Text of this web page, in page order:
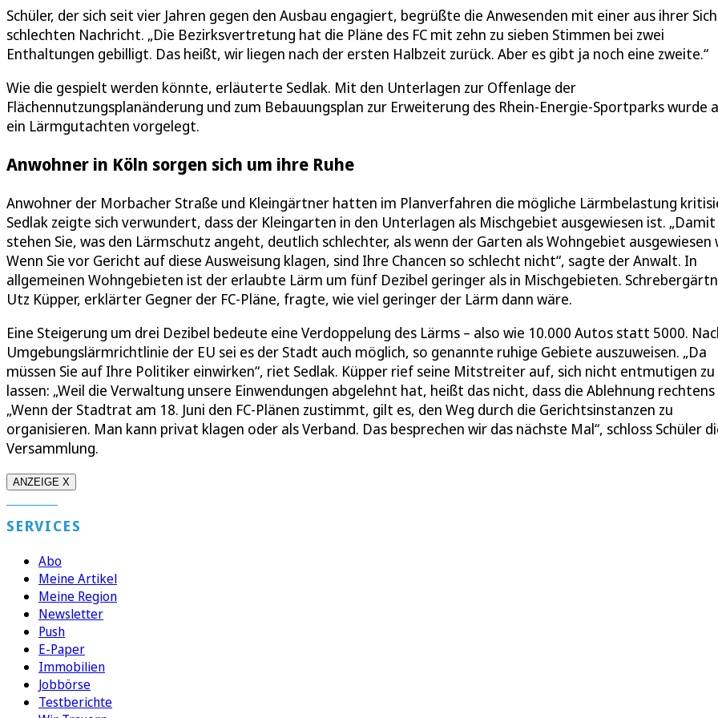
Schüler, der sich seit vier Jahren gegen den Ausbau engagiert, begrüßte die Anwesenden mit einer aus ihrer
schlechten Nachricht. „Die Bezirksvertretung hat die Pläne des FC mit zehn zu sieben Stimmen bei zwei
Enthaltungen gebilligt. Das heißt, wir liegen nach der ersten Halbzeit zurück. Aber es gibt ja noch eine zweite.“
Wie die gespielt werden könnte, erläuterte Sedlak. Mit den Unterlagen zur Offenlage der
Flächennutzungsplanänderung und zum Bebauungsplan zur Erweiterung des Rhein-Energie-Sportparks wurde
ein Lärmgutachten vorgelegt.
Anwohner in Köln sorgen sich um ihre Ruhe
Anwohner der Morbacher Straße und Kleingärtner hatten im Planverfahren die mögliche Lärmbelastung
Sedlak zeigte sich verwundert, dass der Kleingarten in den Unterlagen als Mischgebiet ausgewiesen ist. „Damit
stehen Sie, was den Lärmschutz angeht, deutlich schlechter, als wenn der Garten als Wohngebiet ausgewiesen
Wenn Sie vor Gericht auf diese Ausweisung klagen, sind Ihre Chancen so schlecht nicht“, sagte der Anwalt. In
allgemeinen Wohngebieten ist der erlaubte Lärm um fünf Dezibel geringer als in Mischgebieten.
Utz Küpper, erklärter Gegner der FC-Pläne, fragte, wie viel geringer der Lärm dann wäre.
Eine Steigerung um drei Dezibel bedeute eine Verdoppelung des Lärms – also wie 10.000 Autos statt 5000.
Umgebungslärmrichtlinie der EU sei es der Stadt auch möglich, so genannte ruhige Gebiete auszuweisen. „Da
müssen Sie auf Ihre Politiker einwirken“, riet Sedlak. Küpper rief seine Mitstreiter auf, sich nicht entmutigen zu
lassen: „Weil die Verwaltung unsere Einwendungen abgelehnt hat, heißt das nicht, dass die Ablehnung rechtens
„Wenn der Stadtrat am 18. Juni den FC-Plänen zustimmt, gilt es, den Weg durch die Gerichtsinstanzen zu
organisieren. Man kann privat klagen oder als Verband. Das besprechen wir das nächste Mal“, schloss Schüler
Versammlung.
ANZEIGE X
SERVICES
Abo
Meine Artikel
Meine Region
Newsletter
Push
E-Paper
Immobilien
Jobbörse
Testberichte